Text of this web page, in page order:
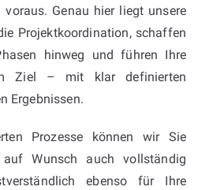
Genau hier liegt unsere
Projektkoordination, schaffen
hinweg und führen Ihre
Ziel – mit klar definierten
Ergebnissen.
Prozesse können wir Sie
Wunsch auch vollständig
ebenso für Ihre